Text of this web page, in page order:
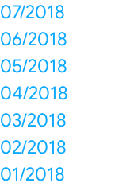
07/2018
06/2018
05/2018
04/2018
03/2018
02/2018
01/2018